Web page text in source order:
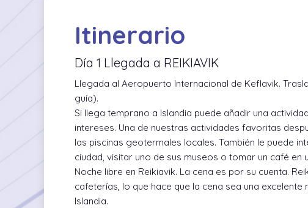
Itinerario
Día 1 Llegada a REIKIAVIK
Llegada al Aeropuerto Internacional de Keflavik.
guía).
Si llega temprano a Islandia puede añadir una
intereses. Una de nuestras actividades favoritas
las piscinas geotermales locales. También le puede
ciudad, visitar uno de sus museos o tomar un café
Noche libre en Reikiavik. La cena es por su cuenta.
cafeterías, lo que hace que la cena sea una
Islandia.